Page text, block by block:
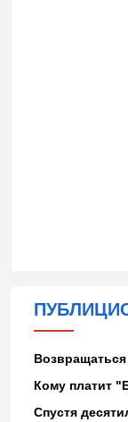
Кому платит
Спустя